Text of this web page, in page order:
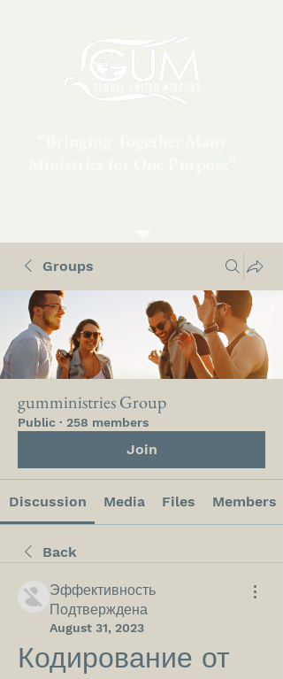
Groups
gumministries Group
Public · 258 members
Join
Discussion Media Files Members
Back
Эффективность
Подтверждена
August 31, 2023
Кодирование от